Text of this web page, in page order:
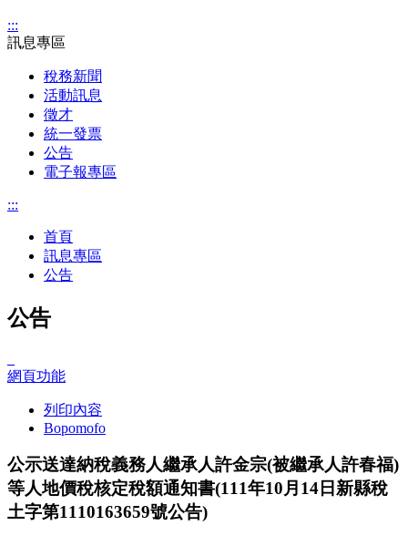
:::
訊息專區
稅務新聞
活動訊息
徵才
統一發票
公告
電子報專區
:::
首頁
訊息專區
公告
公告
網頁功能
列印內容
Bopomofo
公示送達納稅義務人繼承人許金宗(被繼承人許春福)
等人地價稅核定稅額通知書(111年10月14日新縣稅
土字第1110163659號公告)